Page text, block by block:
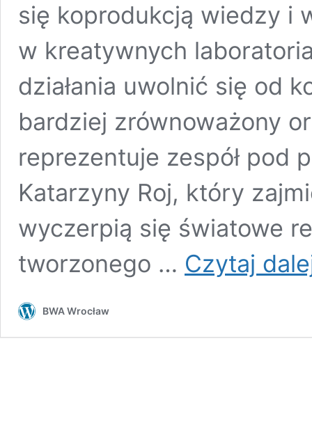
się koprodukcją wiedzy i
w kreatywnych
działania uwolnić się od
bardziej zrównoważony
reprezentuje zespół pod
Katarzyny Roj, który
wyczerpią się światowe
tworzonego … Czytaj
BWA Wrocław